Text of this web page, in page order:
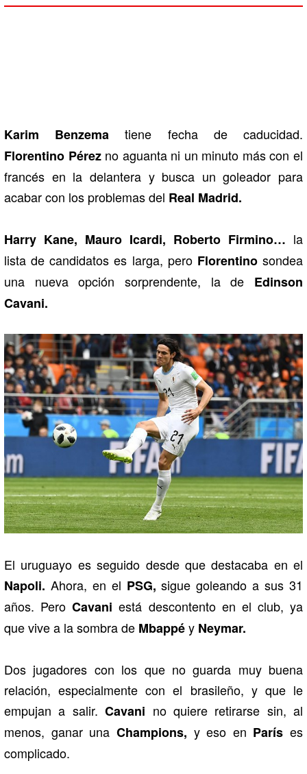
Karim Benzema tiene fecha de caducidad.
Florentino Pérezno aguanta ni un minuto más con el
francés en la delantera y busca un goleador para
acabar con los problemas del Real Madrid.
Harry Kane, Mauro Icardi, Roberto Firmino… la
lista de candidatos es larga, pero Florentinosondea
una nueva opción sorprendente, la de Edinson
Cavani.
El uruguayo es seguido desde que destacaba en el
Napoli. Ahora, en el PSG, sigue goleando a sus 31
años. PeroCavani está descontento en el club, ya
que vive a la sombra de Mbappéy Neymar.
Dos jugadores con los que no guarda muy buena
relación, especialmente con el brasileño, y que le
empujan a salir.Cavani no quiere retirarse sin, al
menos, ganar una Champions, y eso en París es
complicado.